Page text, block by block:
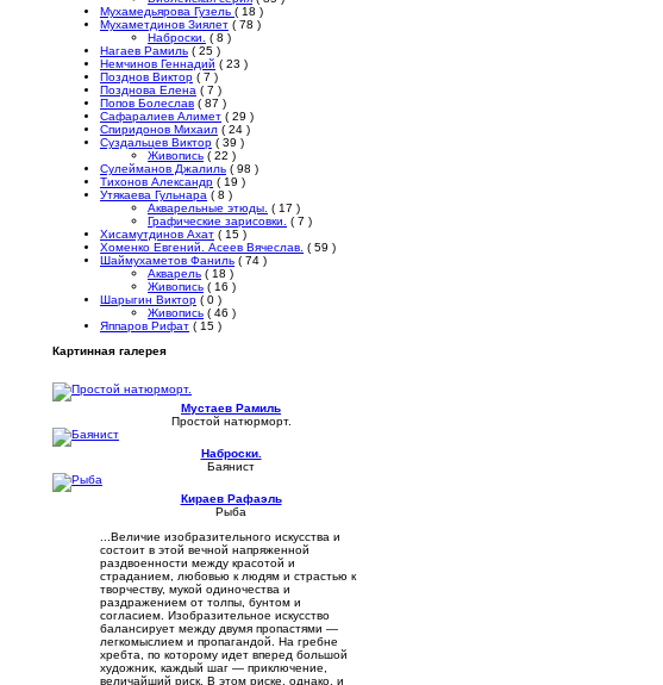
Мухамедьярова Гузель ( 18 )
Мухаметдинов Зиялет ( 78 )
Наброски. ( 8 )
Нагаев Рамиль ( 25 )
Немчинов Геннадий ( 23 )
Позднов Виктор ( 7 )
Позднова Елена ( 7 )
Попов Болеслав ( 87 )
Сафаралиев Алимет ( 29 )
Спиридонов Михаил ( 24 )
Суздальцев Виктор ( 39 )
Живопись ( 22 )
Сулейманов Джалиль ( 98 )
Тихонов Александр ( 19 )
Утякаева Гульнара ( 8 )
Акварельные этюды. ( 17 )
Графические зарисовки. ( 7 )
Хисамутдинов Ахат ( 15 )
Хоменко Евгений. Асеев Вячеслав. ( 59 )
Шаймухаметов Фаниль ( 74 )
Акварель ( 18 )
Живопись ( 16 )
Шарыгин Виктор ( 0 )
Живопись ( 46 )
Яппаров Рифат ( 15 )
Картинная галерея
Мустаев Рамиль
Простой натюрморт.
Наброски.
Баянист
Кираев Рафаэль
Рыба
...Величие изобразительного искусства и
состоит в этой вечной напряженной
раздвоенности между красотой и
страданием, любовью к людям и страстью к
творчеству, мукой одиночества и
раздражением от толпы, бунтом и
согласием. Изобразительное искусство
балансирует между двумя пропастями —
легкомыслием и пропагандой. На гребне
хребта, по которому идет вперед большой
художник, каждый шаг — приключение,
величайший риск. В этом риске, однако, и